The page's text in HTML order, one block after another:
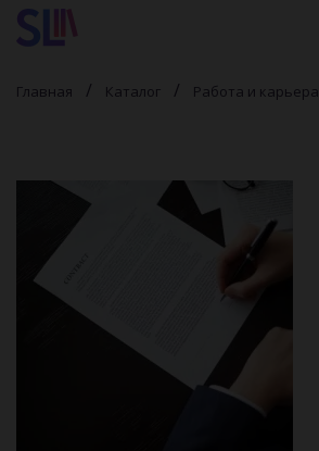
Главная Каталог Работа и карьера